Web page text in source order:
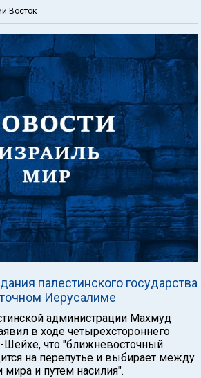
Восток
палестинского государства
Иерусалиме
администрации Махмуд
в ходе четырехстороннего
что "ближневосточный
на перепутье и выбирает между
и путем насилия".